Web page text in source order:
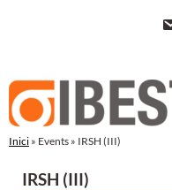
Inici » Events » IRSH (III)
IRSH (III)